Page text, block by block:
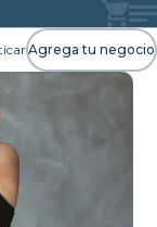
Agrega tu negocio